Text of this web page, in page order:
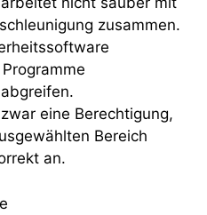
zusammen.
eine Berechtigung,
Bereich
an.